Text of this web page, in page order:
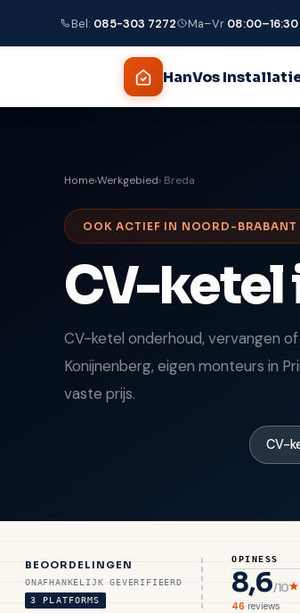
Bel: 085-303 7272 Ma–Vr 08:00–16:30
HanVos
Home›Werkgebied› Breda
OOK ACTIEF IN NOORD-BRABANT
CV-ketel
CV-ketel onderhoud, vervangen
Konijnenberg, eigen monteurs in
vaste prijs.
CV-
BEOORDELINGEN
ONAFHANKELIJK GEVERIFIEERD
3 PLATFORMS
OPINESS
8,6/10
46 reviews